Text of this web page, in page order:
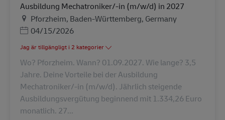
Ausbildung Mechatroniker/-in (m/w/d) in 2027
PlatsPforzheim, Baden-Württemberg, Germany
Posted Date
04/15/2026
Jag är tillgängligt i 2 kategorier
Wo? Pforzheim. Wann? 01.09.2027. Wie lange? 3,5
Jahre. Deine Vorteile bei der Ausbildung
Mechatroniker/-in (m/w/d). Jährlich steigende
Ausbildungsvergütung beginnend mit 1.334,26 Euro
monatlich. 27...